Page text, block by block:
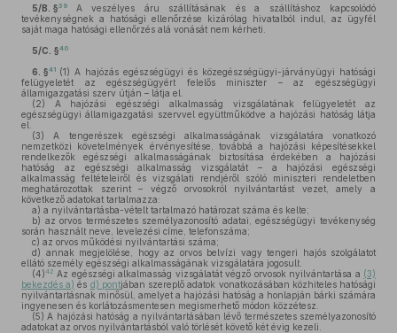
5/B. §39
A veszélyes áru szállításának és a szállításhoz kapcsolódó
tevékenységnek a hatósági ellenőrzése kizárólag hivatalból indul, az ügyfél
saját maga hatósági ellenőrzés alá vonását nem kérheti.
5/C. §40
6. §41 (1) A hajózás egészségügyi és közegészségügyi-járványügyi hatósági
felügyeletét az egészségügyért felelős miniszter – az egészségügyi
államigazgatási szerv útján – látja el.
(2) A hajózási egészségi alkalmasság vizsgálatának felügyeletét az
egészségügyi államigazgatási szervvel együttműködve a hajózási hatóság látja
el.
(3) A tengerészek egészségi alkalmasságának vizsgálatára vonatkozó
nemzetközi követelmények érvényesítése, továbbá a hajózási képesítésekkel
rendelkezők egészségi alkalmasságának biztosítása érdekében a hajózási
hatóság az egészségi alkalmasság vizsgálatát – a hajózási egészségi
alkalmasság feltételeiről és vizsgálati rendjéről szóló miniszteri rendeletben
meghatározottak szerint – végző orvosokról nyilvántartást vezet, amely a
következő adatokat tartalmazza:
a) a nyilvántartásba-vételt tartalmazó határozat száma és kelte;
b) az orvos természetes személyazonosító adatai, egészségügyi tevékenység
során használt neve, levelezési címe, telefonszáma;
c) az orvos működési nyilvántartási száma;
d) annak megjelölése, hogy az orvos belvízi vagy tengeri hajós szolgálatot
ellátó személy egészségi alkalmasságának vizsgálatára jogosult.
(4)42 Az egészségi alkalmasság vizsgálatát végző orvosok nyilvántartása a (3)
bekezdés a) és d) pontjában szereplő adatok vonatkozásában közhiteles hatósági
nyilvántartásnak minősül, amelyet a hajózási hatóság a honlapján bárki számára
ingyenesen és korlátozásmentesen megismerhető módon közzétesz.
(5) A hajózási hatóság a nyilvántartásában lévő természetes személyazonosító
adatokat az orvos nyilvántartásból való törlését követő két évig kezeli.